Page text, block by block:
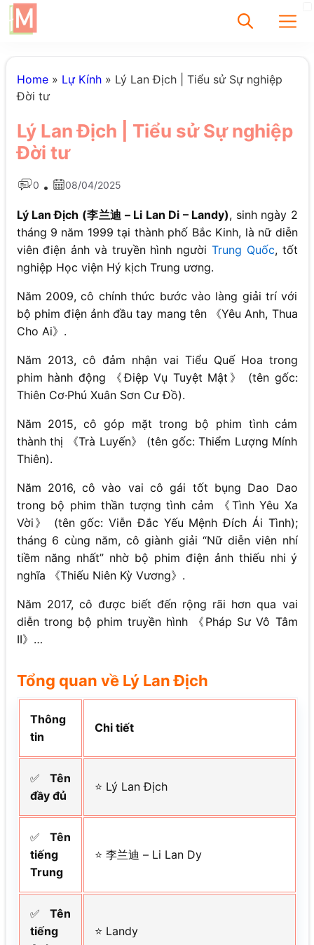
Home» Lự Kính» Lý Lan Địch | Tiểu sử Sự nghiệp
Đời tư
Lý Lan Địch | Tiểu sử Sự nghiệp
Đời tư
0 • 08/04/2025
Lý Lan Địch (李兰迪 – Li Lan Di – Landy), sinh ngày 2
tháng 9 năm 1999 tại thành phố Bắc Kinh, là nữ diễn
viên điện ảnh và truyền hình người Trung Quốc, tốt
nghiệp Học viện Hý kịch Trung ương.
Năm 2009, cô chính thức bước vào làng giải trí với
bộ phim điện ảnh đầu tay mang tên 《Yêu Anh, Thua
Cho Ai》.
Năm 2013, cô đảm nhận vai Tiểu Quế Hoa trong
phim hành động 《Điệp Vụ Tuyệt Mật》 (tên gốc:
Thiên Cơ·Phú Xuân Sơn Cư Đồ).
Năm 2015, cô góp mặt trong bộ phim tình cảm
thành thị 《Trà Luyến》 (tên gốc: Thiểm Lượng Mính
Thiên).
Năm 2016, cô vào vai cô gái tốt bụng Dao Dao
trong bộ phim thần tượng tình cảm 《Tình Yêu Xa
Vời》 (tên gốc: Viễn Đắc Yếu Mệnh Đích Ái Tình);
tháng 6 cùng năm, cô giành giải “Nữ diễn viên nhí
tiềm năng nhất” nhờ bộ phim điện ảnh thiếu nhi ý
nghĩa 《Thiếu Niên Kỳ Vương》.
Năm 2017, cô được biết đến rộng rãi hơn qua vai
diễn trong bộ phim truyền hình 《Pháp Sư Vô Tâm
II》…
Tổng quan về Lý Lan Địch
Thông
tin
Chi tiết
✅ Tên
đầy đủ
⭐ Lý Lan Địch
✅ Tên
tiếng
Trung
⭐ 李兰迪 – Li Lan Dy
✅ Tên
tiếng
⭐ Landy